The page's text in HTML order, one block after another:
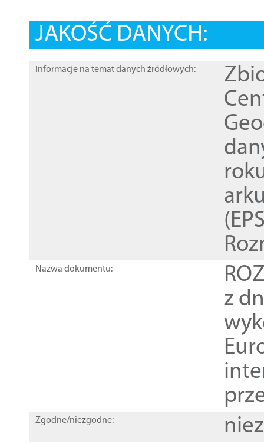
JAKOŚĆ DANYCH:
Informacje na temat danych źródłowych:
Nazwa dokumentu:
z
Zgodne/niezgodne: